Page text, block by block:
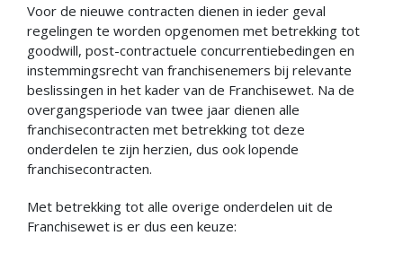
Voor de nieuwe contracten dienen in ieder geval
regelingen te worden opgenomen met betrekking tot
goodwill, post-contractuele concurrentiebedingen en
instemmingsrecht van franchisenemers bij relevante
beslissingen in het kader van de Franchisewet. Na de
overgangsperiode van twee jaar dienen alle
franchisecontracten met betrekking tot deze
onderdelen te zijn herzien, dus ook lopende
franchisecontracten.
Met betrekking tot alle overige onderdelen uit de
Franchisewet is er dus een keuze: